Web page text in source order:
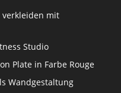
verkleiden mit
Studio
Plate in Farbe Rouge
Wandgestaltung